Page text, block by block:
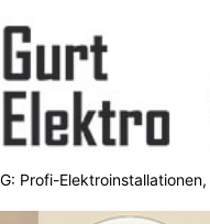
Profi-